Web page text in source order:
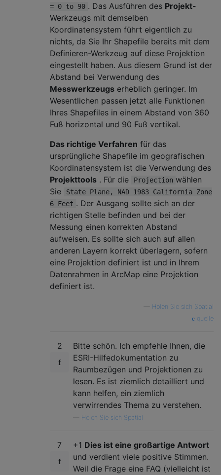
= 0 to 90 . Das Ausführen des Projekt-
Werkzeugs mit demselben
Koordinatensystem führt eigentlich zu
nichts, da Sie Ihr Shapefile bereits mit dem
Definieren-Werkzeug auf diese Projektion
eingestellt haben. Aus diesem Grund ist der
Abstand bei Verwendung des
Messwerkzeugs erheblich geringer. Im
Wesentlichen passen jetzt alle Funktionen
Ihres Shapefiles in einem Abstand von 360
Fuß horizontal und 90 Fuß vertikal.
Das richtige Verfahren für das
ursprüngliche Shapefile im geografischen
Koordinatensystem ist die Verwendung des
Projekttools . Für die Projection wählen
Sie
State Plane, NAD 1983 California Zone
6 Feet . Der Ausgang sollte sich an der
richtigen Stelle befinden und bei der
Messung einen korrekten Abstand
aufweisen. Es sollte sich auch auf allen
anderen Layern korrekt überlagern, sofern
eine Projektion definiert ist und in Ihrem
Datenrahmen in ArcMap eine Projektion
definiert ist.
Holen Sie sich Spatial
quelle
2
Bitte schön. Ich empfehle Ihnen, die
ESRI-Hilfedokumentation zu
Raumbezügen und Projektionen zu
lesen. Es ist ziemlich detailliert und
kann helfen, ein ziemlich
verwirrendes Thema zu verstehen.
Holen Sie sich Spatial
7 +1 Dies ist eine großartige Antwort
und verdient viele positive Stimmen.
Weil die Frage eine FAQ (vielleicht ist